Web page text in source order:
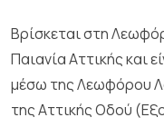
Bρίσκεται στη
Παιανία Aττικής και
μέσω της Λεωφόρου
της Αττικής Οδού